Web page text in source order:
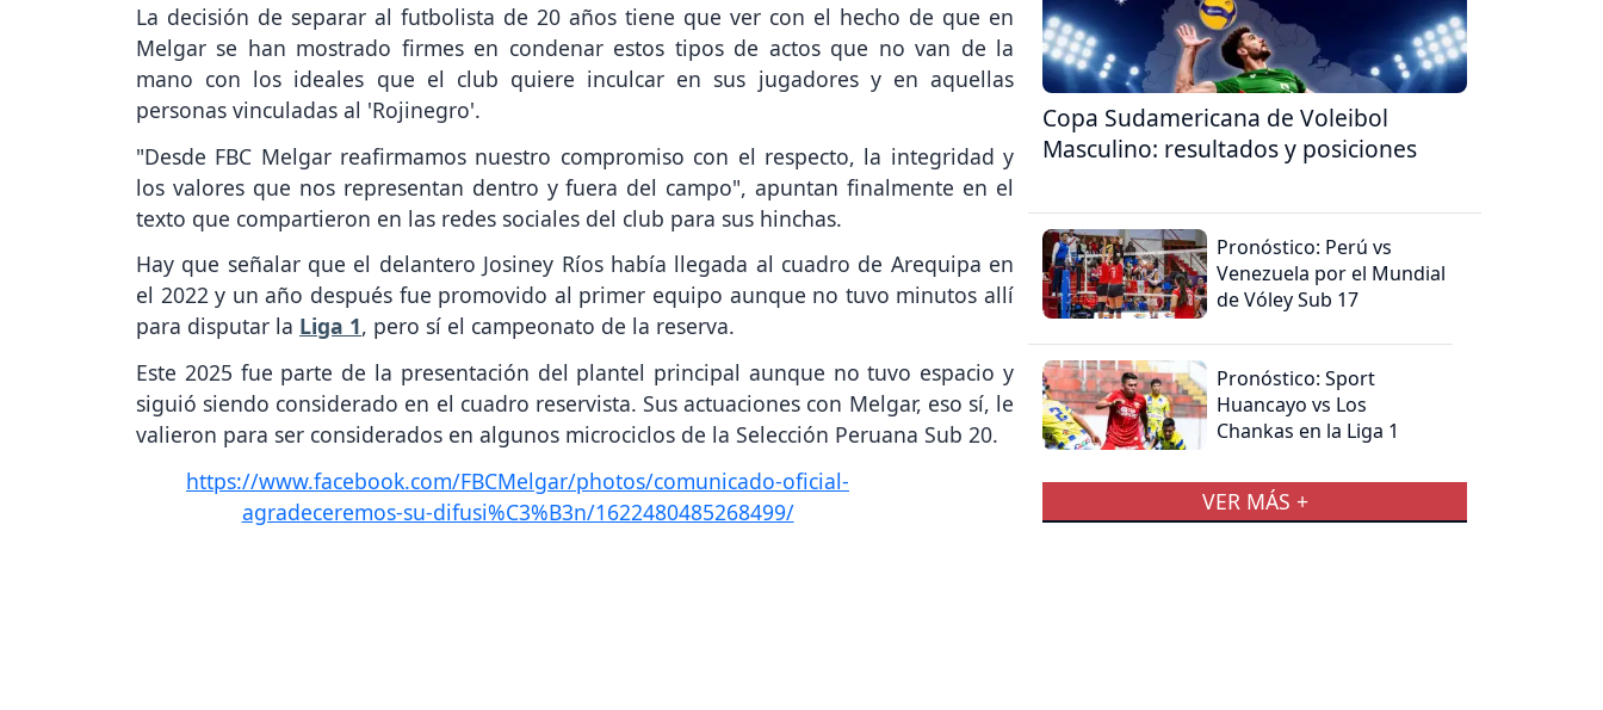
La decisión de separar al futbolista de 20 años tiene que ver con el hecho de que en
Melgar se han mostrado firmes en condenar estos tipos de actos que no van de la
mano con los ideales que el club quiere inculcar en sus jugadores y en aquellas
personas vinculadas al 'Rojinegro'.
"Desde FBC Melgar reafirmamos nuestro compromiso con el respecto, la integridad y
los valores que nos representan dentro y fuera del campo", apuntan finalmente en el
texto que compartieron en las redes sociales del club para sus hinchas.
Hay que señalar que el delantero Josiney Ríos había llegada al cuadro de Arequipa en
el 2022 y un año después fue promovido al primer equipo aunque no tuvo minutos allí
para disputar la Liga 1, pero sí el campeonato de la reserva.
Este 2025 fue parte de la presentación del plantel principal aunque no tuvo espacio y
siguió siendo considerado en el cuadro reservista. Sus actuaciones con Melgar, eso sí, le
valieron para ser considerados en algunos microciclos de la Selección Peruana Sub 20.
https://www.facebook.com/FBCMelgar/photos/comunicado-oficial-
agradeceremos-su-difusi%C3%B3n/1622480485268499/
Copa Sudamericana de Voleibol
Masculino: resultados y posiciones
Pronóstico: Perú vs
Venezuela por el Mundial
de Vóley Sub 17
Pronóstico: Sport
Huancayo vs Los
Chankas en la Liga 1
VER MÁS +